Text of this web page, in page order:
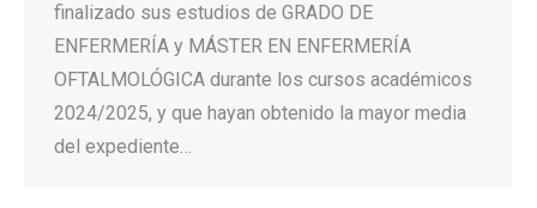
finalizado sus estudios de GRADO DE
ENFERMERÍA y MÁSTER EN ENFERMERÍA
OFTALMOLÓGICA durante los cursos académicos
2024/2025, y que hayan obtenido la mayor media
del expediente…